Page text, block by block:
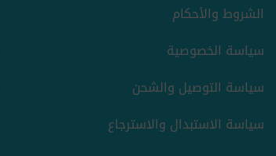
الشروط والأحكام
سياسة الخصوصية
سياسة التوصيل والشحن
سياسة الاستبدال والاسترجاع